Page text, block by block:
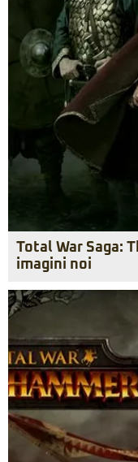
Total War Saga:
imagini noi